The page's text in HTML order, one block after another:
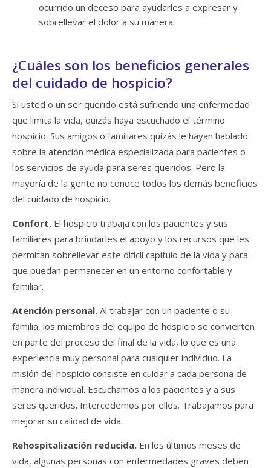
ocurrido un deceso para ayudarles a expresar y
sobrellevar el dolor a su manera.
¿Cuáles son los beneficios generales
del cuidado de hospicio?
Si usted o un ser querido está sufriendo una enfermedad
que limita la vida, quizás haya escuchado el término
hospicio. Sus amigos o familiares quizás le hayan hablado
sobre la atención médica especializada para pacientes o
los servicios de ayuda para seres queridos. Pero la
mayoría de la gente no conoce todos los demás beneficios
del cuidado de hospicio.
Confort. El hospicio trabaja con los pacientes y sus
familiares para brindarles el apoyo y los recursos que les
permitan sobrellevar este difícil capítulo de la vida y para
que puedan permanecer en un entorno confortable y
familiar.
Atención personal. Al trabajar con un paciente o su
familia, los miembros del equipo de hospicio se convierten
en parte del proceso del final de la vida, lo que es una
experiencia muy personal para cualquier individuo. La
misión del hospicio consiste en cuidar a cada persona de
manera individual. Escuchamos a los pacientes y a sus
seres queridos. Intercedemos por ellos. Trabajamos para
mejorar su calidad de vida.
Rehospitalización reducida. En los últimos meses de
vida, algunas personas con enfermedades graves deben